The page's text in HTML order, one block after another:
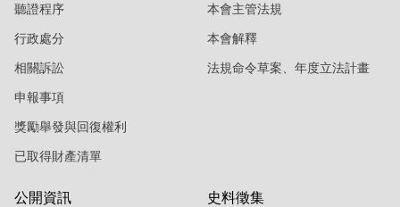
聽證程序
行政處分
相關訴訟
申報事項
獎勵舉發與回復權利
已取得財產清單
本會主管法規
本會解釋
法規命令草案、年度立法計畫
公開資訊 史料徵集